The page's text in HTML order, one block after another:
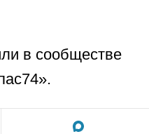
в сообществе